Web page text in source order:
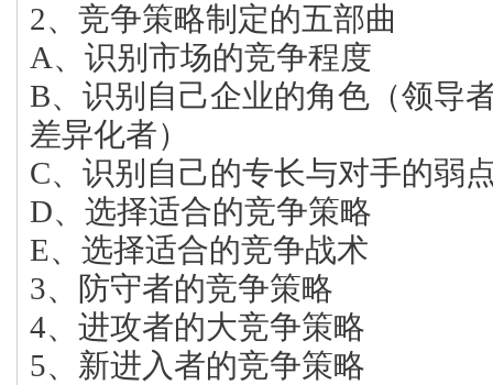
2、竞争策略制定的五部曲
A、识别市场的竞争程度
B、识别自己企业的角色（领导
差异化者）
C、识别自己的专长与对手的弱
D、选择适合的竞争策略
E、选择适合的竞争战术
3、防守者的竞争策略
4、进攻者的大竞争策略
5、新进入者的竞争策略